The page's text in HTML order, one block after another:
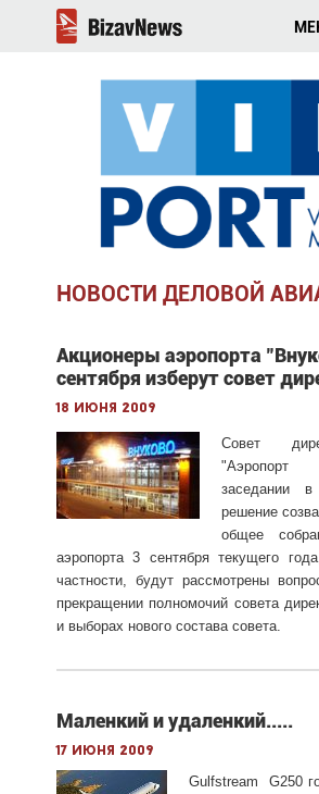
НОВОСТИ ДЕЛОВОЙ
Акционеры аэропорта
сентября изберут совет
18 июня 2009
Совет
заседании
решение
общее
аэропорта 3 сентября текущего
частности, будут рассмотрены
прекращении полномочий совета
и выборах нового состава совета.
Маленкий и удаленкий.....
17 июня 2009
Gulfstream G250